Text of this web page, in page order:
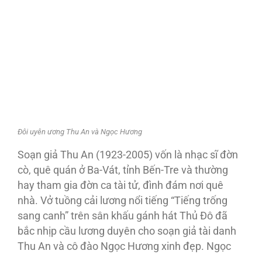
Đôi uyên ương Thu An và Ngọc Hương
Soạn giả Thu An (1923-2005) vốn là nhạc sĩ đờn
cò, quê quán ở Ba-Vát, tỉnh Bến-Tre và thường
hay tham gia đờn ca tài tử, đình đám nơi quê
nhà. Vở tuồng cải lương nổi tiếng “Tiếng trống
sang canh” trên sân khấu gánh hát Thủ Đô đã
bắc nhịp cầu lương duyên cho soạn giả tài danh
Thu An và cô đào Ngọc Hương xinh đẹp. Ngọc